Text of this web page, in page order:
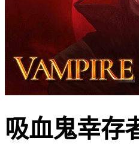
吸血鬼幸存